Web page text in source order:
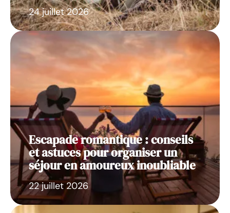
24 juillet 2026
Escapade romantique : conseils
et astuces pour organiser un
séjour en amoureux inoubliable
22 juillet 2026